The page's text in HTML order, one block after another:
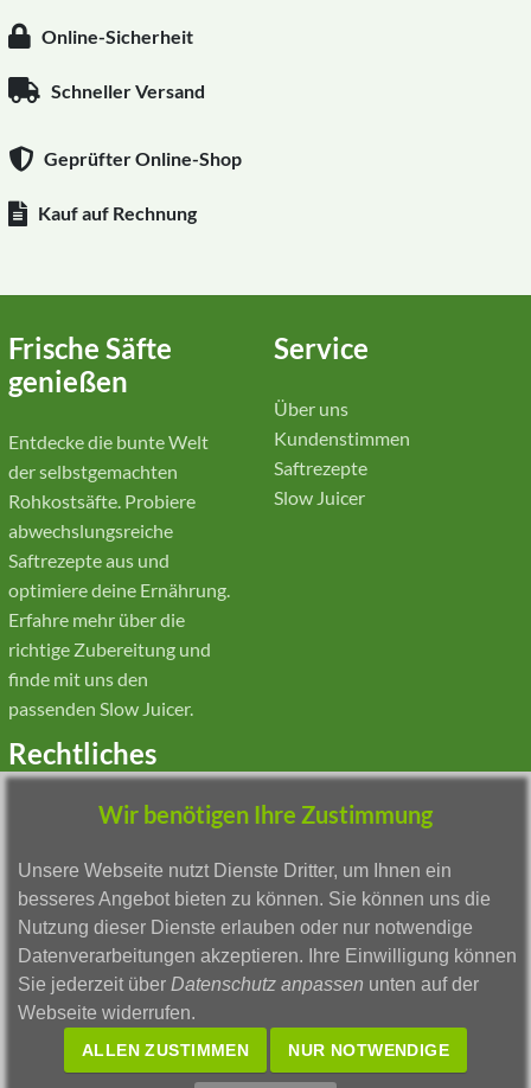
Online-Sicherheit
Schneller Versand
Geprüfter Online-Shop
Kauf auf Rechnung
Frische Säfte
genießen
Entdecke die bunte Welt
der selbstgemachten
Rohkostsäfte. Probiere
abwechslungsreiche
Saftrezepte aus und
optimiere deine Ernährung.
Erfahre mehr über die
richtige Zubereitung und
finde mit uns den
passenden Slow Juicer.
Service
Über uns
Kundenstimmen
Saftrezepte
Slow Juicer
Rechtliches
Impressum
Datenschutz
Barrierefreiheit
Echtheit von
Kundenbewertungen
AGB
Zahlungsarten
Versandkosten
Wir benötigen Ihre Zustimmung
Unsere Webseite nutzt Dienste Dritter, um Ihnen ein
besseres Angebot bieten zu können. Sie können uns die
Nutzung dieser Dienste erlauben oder nur notwendige
Datenverarbeitungen akzeptieren. Ihre Einwilligung können
Sie jederzeit über Datenschutz anpassen unten auf der
Webseite widerrufen.
ALLEN ZUSTIMMEN NUR NOTWENDIGE